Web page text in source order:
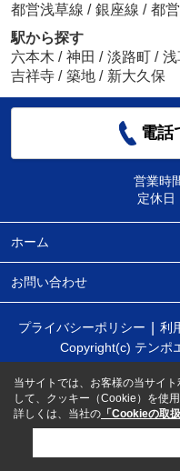
都営浅草線 / 銀座線 / 都
駅から探す
六本木 / 神田 / 淡路町 / 浅
吉祥寺 / 築地 / 新大久保
電話
営業時
定休日
ホーム
お問い合わせ
プライバシーポリシー 利
Copyright(c) テンポ
当サイトでは、お客様の当サイ
して、クッキー（Cookie）を使用
詳しくは、当社の 「Cookieの取